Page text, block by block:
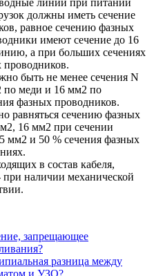
должны иметь сечение
равное сечению фазных
имеют сечение до 16
а при больших сечениях
проводников.
быть не менее сечения N
по меди и 16 мм2 по
фазных проводников.
равняться сечению фазных
16 мм2 при сечении
мм2 и 50 % сечения фазных
в состав кабеля,
наличии механической
запрещающее
разница между
и УЗО?